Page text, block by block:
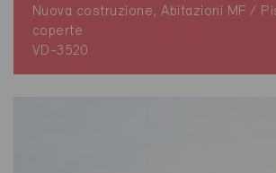
Nuova costruzione, Abitazioni MF /
coperte
VD-3520